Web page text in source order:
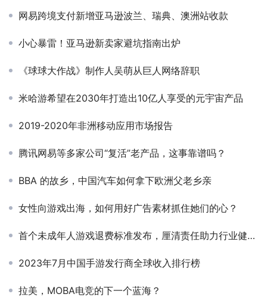
网易跨境支付新增亚马逊波兰、瑞典、澳洲站收款
小心暴雷！亚马逊新卖家避坑指南出炉
《球球大作战》制作人吴萌从巨人网络辞职
米哈游希望在2030年打造出10亿人享受的元宇宙产品
2019-2020年非洲移动应用市场报告
腾讯网易等多家公司“复活”老产品，这事靠谱吗？
BBA 的故乡，中国汽车如何拿下欧洲父老乡亲
女性向游戏出海，如何用好广告素材抓住她们的心？
首个未成年人游戏退费标准发布，厘清责任助力行业健康发展
2023年7月中国手游发行商全球收入排行榜
拉美，MOBA电竞的下一个蓝海？